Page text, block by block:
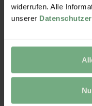
widerrufen. Alle
unserer